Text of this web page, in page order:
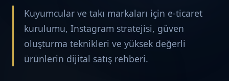
Kuyumcular ve takı markaları için e-ticaret
kurulumu, Instagram stratejisi, güven
oluşturma teknikleri ve yüksek değerli
ürünlerin dijital satış rehberi.